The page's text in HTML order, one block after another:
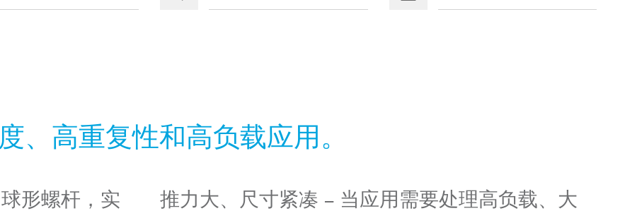
、高重复性和高负载应用。
形螺杆，实
推力大、尺寸紧凑 – 当应用需要处理高负载、大